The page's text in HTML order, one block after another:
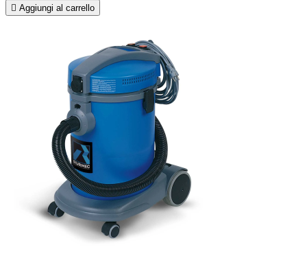
 Aggiungi al carrello